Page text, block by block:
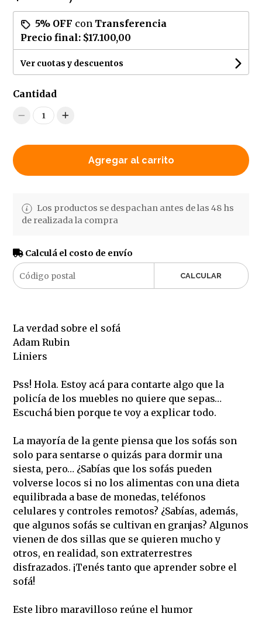
5% OFF con Transferencia
Precio final: $17.100,00
Ver cuotas y descuentos
Cantidad
1
Agregar al carrito
Los productos se despachan antes de las 48 hs
de realizada la compra
Calculá el costo de envío
CALCULAR
La verdad sobre el sofá
Adam Rubin
Liniers
Pss! Hola. Estoy acá para contarte algo que la
policía de los muebles no quiere que sepas…
Escuchá bien porque te voy a explicar todo.
La mayoría de la gente piensa que los sofás son
solo para sentarse o quizás para dormir una
siesta, pero… ¿Sabías que los sofás pueden
volverse locos si no los alimentas con una dieta
equilibrada a base de monedas, teléfonos
celulares y controles remotos? ¿Sabías, además,
que algunos sofás se cultivan en granjas? Algunos
vienen de dos sillas que se quieren mucho y
otros, en realidad, son extraterrestres
disfrazados. ¡Tenés tanto que aprender sobre el
sofá!
Este libro maravilloso reúne el humor